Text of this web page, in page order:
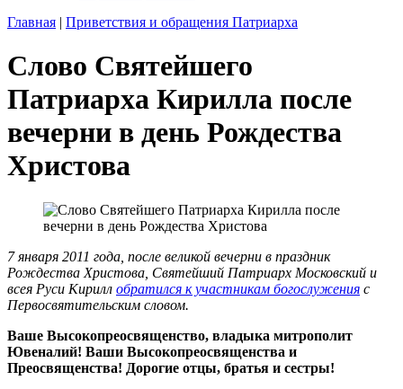
Главная | Приветствия и обращения Патриарха
Слово Святейшего
Патриарха Кирилла после
вечерни в день Рождества
Христова
7 января 2011 года, после великой вечерни в праздник
Рождества Христова, Святейший Патриарх Московский и
всея Руси Кирилл обратился к участникам богослужения с
Первосвятительским словом.
Ваше Высокопреосвященство, владыка митрополит
Ювеналий! Ваши Высокопреосвященства и
Преосвященства! Дорогие отцы, братья и сестры!